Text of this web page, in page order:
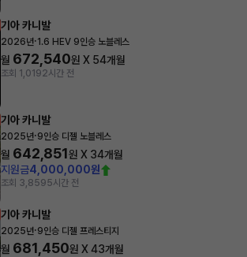
기아 카니발
2026년·1.6 HEV 9인승 노블레스
월 672,540원 X 54개월
조회 1,0192시간 전
기아 카니발
2025년·9인승 디젤 노블레스
월 642,851원 X 34개월
지원금4,000,000원
조회 3,8595시간 전
기아 카니발
2025년·9인승 디젤 프레스티지
월 681,450원 X43개월